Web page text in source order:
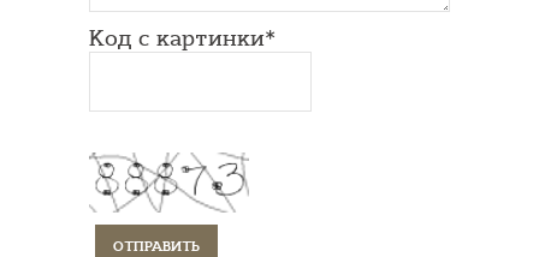
Код с картинки*